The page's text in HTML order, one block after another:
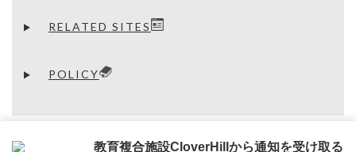
RELATED SITES
POLICY
PrivacyPolicy
教育複合施設CloverHillから通知を受け取る